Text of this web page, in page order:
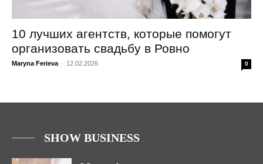
10 лучших агентств, которые помогут
организовать свадьбу в Ровно
Maryna Ferieva - 12.02.2026 0
SHOW BUSINESS